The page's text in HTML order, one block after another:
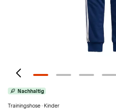
Nachhaltig
Trainingshose · Kinder